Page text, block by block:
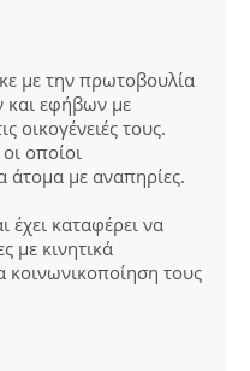
με την πρωτοβουλία
και εφήβων με
οικογένειές τους.
οποίοι
άτομα με αναπηρίες.
έχει καταφέρει να
με κινητικά
τους